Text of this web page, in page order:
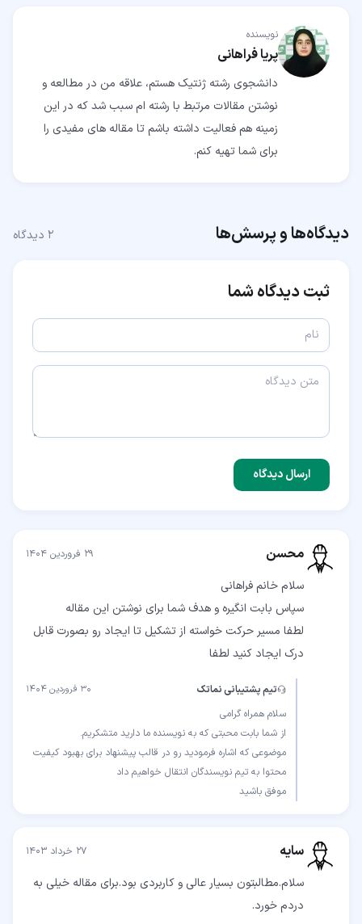
نویسنده
پریا فراهانی
دانشجوی رشته ژنتیک هستم، علاقه من در مطالعه و
نوشتن مقالات مرتبط با رشته ام سبب شد که در این
زمینه هم فعالیت داشته باشم تا مقاله های مفیدی را
برای شما تهیه کنم.
دیدگاه‌ها و پرسش‌ها ۲ دیدگاه
ثبت دیدگاه شما
ارسال دیدگاه
محسن ۲۹ فروردین ۱۴۰۴
لطفا مسیر حرکت خواسته از تشکیل تا ایجاد رو بصورت قابل
درک ایجاد کنید لطفا
تیم پشتیبانی نماتک ۳۰ فروردین ۱۴۰۴
موضوعی که اشاره فرمودید رو در قالب پیشنهاد برای بهبود کیفیت
موفق باشید
سایه ۲۷ خرداد ۱۴۰۳
سلام.مطالبتون بسیار عالی و کاربردی بود.برای مقاله خیلی به
دردم خورد.